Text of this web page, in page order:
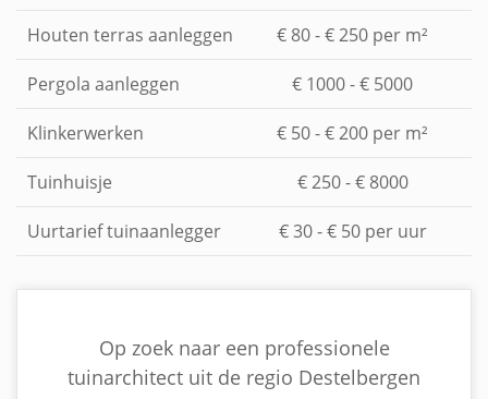
Houten terras aanleggen € 80 - € 250 per m²
Pergola aanleggen € 1000 - € 5000
Klinkerwerken € 50 - € 200 per m²
Tuinhuisje € 250 - € 8000
Uurtarief tuinaanlegger € 30 - € 50 per uur
Op zoek naar een professionele
tuinarchitect uit de regio Destelbergen